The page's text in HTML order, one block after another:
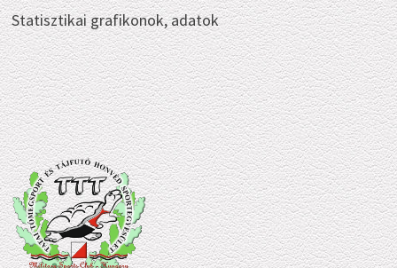
Statisztikai grafikonok, adatok